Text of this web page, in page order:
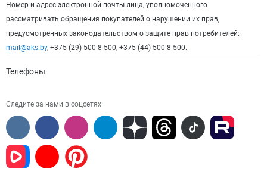
Номер и адрес электронной почты лица, уполномоченного
рассматривать обращения покупателей о нарушении их прав,
предусмотренных законодательством о защите прав потребителей:
mail@aks.by, +375 (29) 500 8 500, +375 (44) 500 8 500.
Телефоны
Следите за нами в соцсетях